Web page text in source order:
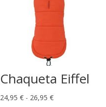
Chaqueta Eiffel
24,95€ - 26,95€Rango